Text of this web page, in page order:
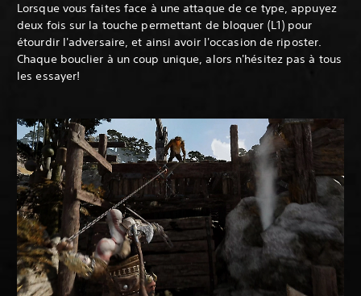
Lorsque vous faites face à une attaque de ce type, appuyez
deux fois sur la touche permettant de bloquer (L1) pour
étourdir l'adversaire, et ainsi avoir l'occasion de riposter.
Chaque bouclier à un coup unique, alors n'hésitez pas à tous
les essayer!